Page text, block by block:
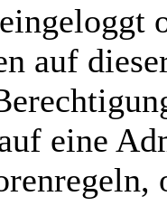
auf
eine